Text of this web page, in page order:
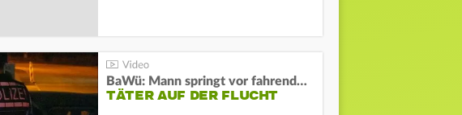
BaWü: Mann springt vor fahrendes Auto und schießt
TÄTER AUF DER FLUCHT